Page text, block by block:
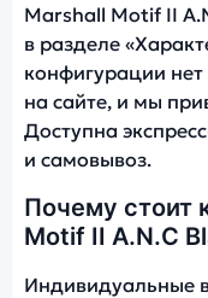
Marshall Motif II
в разделе
конфигурации
на сайте, и мы
Доступна
и самовывоз.
Почему стоит
Motif II A.N.C
Индивидуальные